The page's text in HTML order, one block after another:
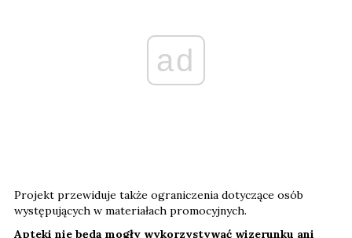
ad
Projekt przewiduje także ograniczenia dotyczące osób
występujących w materiałach promocyjnych.
Apteki nie będą mogły wykorzystywać wizerunku ani